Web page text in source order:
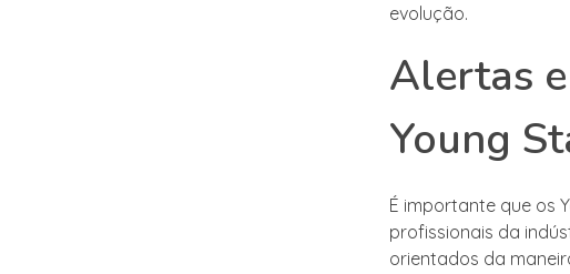
evolução.
Alertas
Young
É importante que os
profissionais da
orientados da